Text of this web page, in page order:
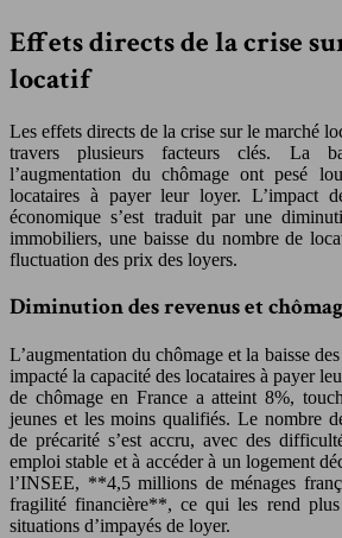
Effets directs de la crise
locatif
Les effets directs de la crise sur le marché
travers plusieurs facteurs clés. La
l’augmentation du chômage ont pesé
locataires à payer leur loyer. L’impact
économique s’est traduit par une
immobiliers, une baisse du nombre de
fluctuation des prix des loyers.
Diminution des revenus et
L’augmentation du chômage et la baisse
impacté la capacité des locataires à payer
de chômage en France a atteint 8%,
jeunes et les moins qualifiés. Le nombre
de précarité s’est accru, avec des
emploi stable et à accéder à un logement
l’INSEE, **4,5 millions de ménages
fragilité financière**, ce qui les rend
situations d’impayés de loyer.